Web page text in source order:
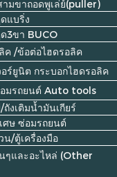
มขาถอดพูเล่ย์(puller)
แบริ่ง
3ขา BUCO
ค /ข้อต่อไฮดรอลิค
อร์ยูนิต กระบอกไฮดรอลิค
อมรถยนต์ Auto tools
ถังเติมน้ำมันเกียร์
ศษ ซ่อมรถยนต์
น/ตู้เครื่องมือ
ๆและอะไหล่ (Other